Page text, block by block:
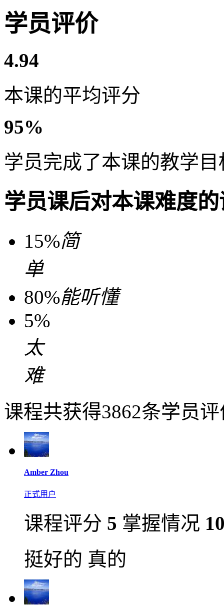
学员评价
4.94
本课的平均评分
95%
学员完成了本课的教学目
学员课后对本课难度
15%简
单
80%能听懂
5%
太
难
课程共获得3862条学员
Amber Zhou
正式用户
课程评分 5 掌握情况
挺好的 真的